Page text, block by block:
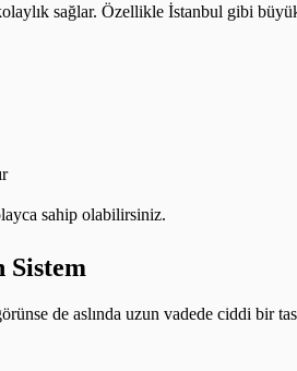
sağlar. Özellikle İstanbul gibi
sahip olabilirsiniz.
Sistem
de aslında uzun vadede ciddi